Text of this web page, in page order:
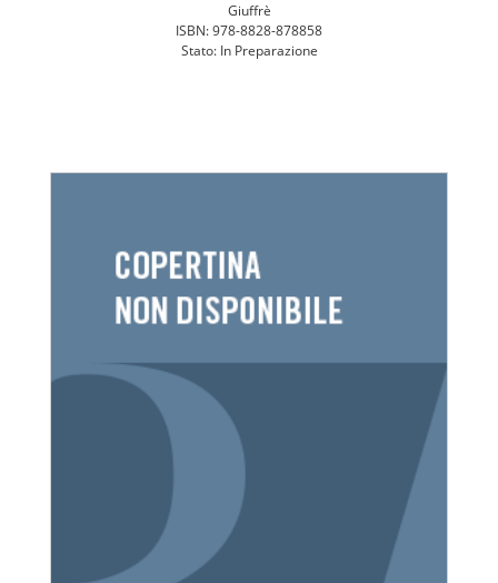
Giuffrè
ISBN: 978-8828-878858
Stato: In Preparazione